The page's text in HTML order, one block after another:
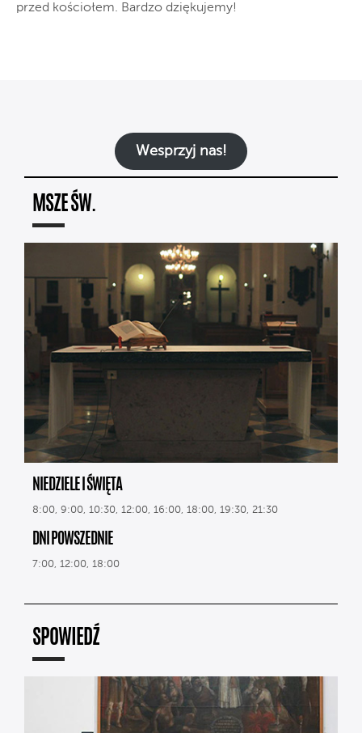
przed kościołem. Bardzo dziękujemy!
Wesprzyj nas!
MSZE ŚW.
NIEDZIELE I ŚWIĘTA
8:00, 9:00, 10:30, 12:00, 16:00, 18:00, 19:30, 21:30
DNI POWSZEDNIE
7:00, 12:00, 18:00
SPOWIEDŹ